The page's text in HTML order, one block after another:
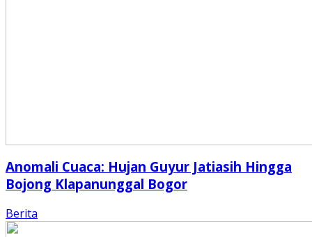
Anomali Cuaca: Hujan Guyur Jatiasih Hingga
Bojong Klapanunggal Bogor
Berita